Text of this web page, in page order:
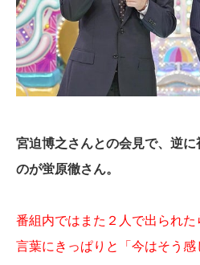
宮迫博之さんとの会見で、逆
のが蛍原徹さん。
番組内ではまた２人で出られ
言葉にきっぱりと「今はそう